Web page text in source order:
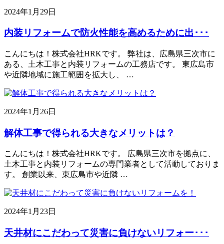
2024年1月29日
内装リフォームで防火性能を高めるために出･･･
こんにちは！株式会社HRKです。 弊社は、広島県三次市に
ある、土木工事と内装リフォームの工務店です。 東広島市
や近隣地域に施工範囲を拡大し、 …
2024年1月26日
解体工事で得られる大きなメリットは？
こんにちは！株式会社HRKです。 広島県三次市を拠点に、
土木工事と内装リフォームの専門業者として活動しておりま
す。 創業以来、東広島市や近隣 …
2024年1月23日
天井材にこだわって災害に負けないリフォー･･･